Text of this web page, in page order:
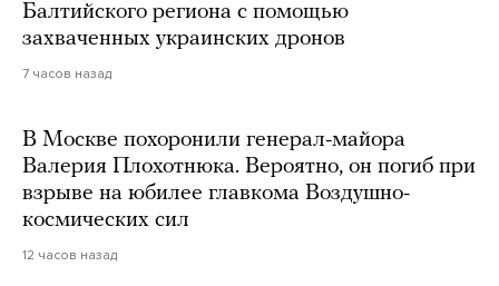
Балтийского региона с помощью
захваченных украинских дронов
7 часов назад
В Москве похоронили генерал-майора
Валерия Плохотнюка. Вероятно, он погиб при
взрыве на юбилее главкома Воздушно-
космических сил
12 часов назад